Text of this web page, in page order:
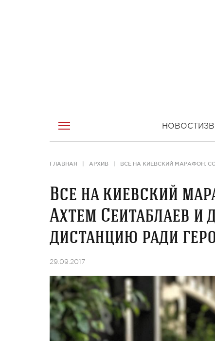
НОВОСТИ
ГЛАВНАЯ АРХИВ ВСЕ НА КИЕВСКИЙ МАРАФОН:
Все на киевский
Ахтем Сеитаблаев и
дистанцию ради
29.09.2017